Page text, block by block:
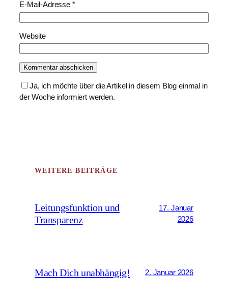
E-Mail-Adresse *
Website
Ja, ich möchte über die Artikel in diesem Blog einmal in
der Woche informiert werden.
WEITERE BEITRÄGE
Leitungsfunktion und
Transparenz
17. Januar
2026
Mach Dich unabhängig! 2. Januar 2026